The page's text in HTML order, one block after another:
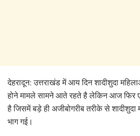
देहरादून: उत्तराखंड में आय दिन शादीशुदा
होने मामले सामने आते रहते है लेकिन आज फिर
है जिसमें बड़े ही अजीबोगरीब तरीके से
भाग गई।